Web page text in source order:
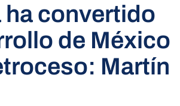
ha convertido
de México
Martín